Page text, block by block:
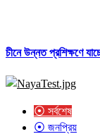
চীনে উন্নত প্রশিক্ষণে
⦿ সর্বশেষ
⦿ জনপ্রিয়